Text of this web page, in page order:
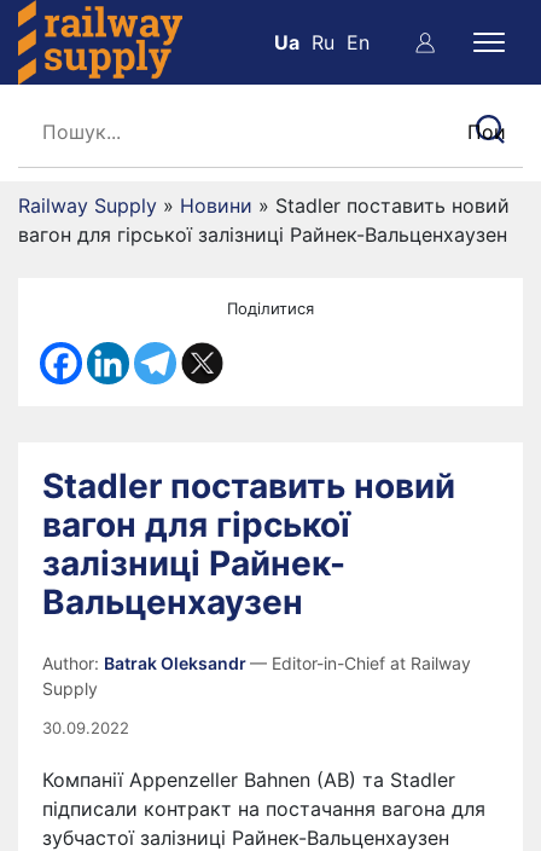
Ua Ru En
Railway Supply » Новини » Stadler поставить новий
вагон для гірської залізниці Райнек-Вальценхаузен
Поділитися
Stadler поставить новий
вагон для гірської
залізниці Райнек-
Вальценхаузен
Author: Batrak Oleksandr— Editor-in-Chief at Railway
Supply
30.09.2022
Компанії Appenzeller Bahnen (AB) та Stadler
підписали контракт на постачання вагона для
зубчастої залізниці Райнек-Вальценхаузен